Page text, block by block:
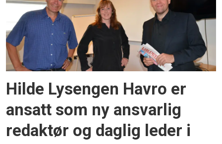
Hilde Lysengen Havro er
ansatt som ny ansvarlig
redaktør og daglig leder i